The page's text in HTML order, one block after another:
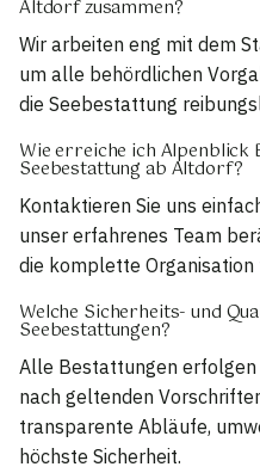
Altdorf zusammen?
Wir arbeiten eng mit dem
um alle behördlichen
die Seebestattung
Wie erreiche ich Alpenblick
Seebestattung ab Altdorf?
Kontaktieren Sie uns
unser erfahrenes Team
die komplette Organisation
Welche Sicherheits- und
Seebestattungen?
Alle Bestattungen
nach geltenden
transparente Abläufe,
höchste Sicherheit.